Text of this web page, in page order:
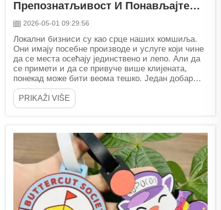
Препознатљивост И Понављајте
Посете
2026-05-01 09:29:56
Локални бизниси су као срце наших комшиља.
Они имају посебне производе и услуге који чине
да се места осећају јединствено и лепо. Али да
се примети и да се привуче више клијената,
понекад може бити веома тешко. Један добар
начин да се истакне је да се...
PRIKAŽI VIŠE